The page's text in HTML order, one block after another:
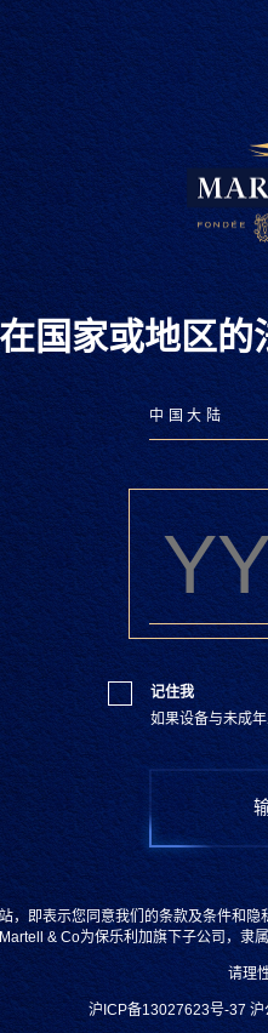
国家或地区
记住我
如果设备与未成
，即表示您同意我们的条款及条件和
& Co为保乐利加旗下子公司，隶
请理
沪ICP备13027623号-37 沪